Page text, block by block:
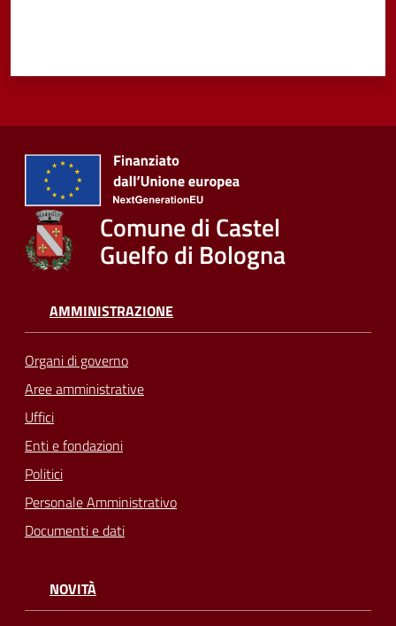
Comune di Castel
Guelfo di Bologna
AMMINISTRAZIONE
Organi di governo
Aree amministrative
Uffici
Enti e fondazioni
Politici
Personale Amministrativo
Documenti e dati
NOVITÀ